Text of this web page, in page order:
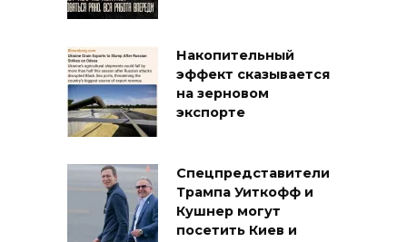
Накопительный
эффект сказывается
на зерновом
экспорте
Спецпредставители
Трампа Уиткофф и
Кушнер могут
посетить Киев и